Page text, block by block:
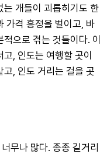
는 개들이 괴롭히기도 한
가격 흥정을 벌이고, 바
으로 겪는 것들이다. 이
, 인도는 여행할 곳이
, 인도 거리는 걸을 곳
무나 많다. 종종 길거리